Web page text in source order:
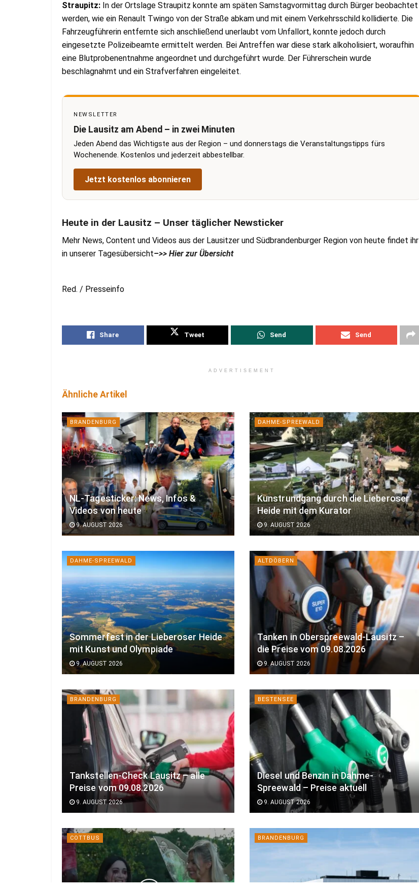
Straupitz: In der Ortslage Straupitz konnte am späten Samstagvormittag durch Bürger beobachtet
werden, wie ein Renault Twingo von der Straße abkam und mit einem Verkehrsschild kollidierte. Die
Fahrzeugführerin entfernte sich anschließend unerlaubt vom Unfallort, konnte jedoch durch
eingesetzte Polizeibeamte ermittelt werden. Bei Antreffen war diese stark alkoholisiert, woraufhin
eine Blutprobenentnahme angeordnet und durchgeführt wurde. Der Führerschein wurde
beschlagnahmt und ein Strafverfahren eingeleitet.
NEWSLETTER
Die Lausitz am Abend – in zwei Minuten
Jeden Abend das Wichtigste aus der Region – und donnerstags die Veranstaltungstipps fürs
Wochenende. Kostenlos und jederzeit abbestellbar.
Jetzt kostenlos abonnieren
Heute in der Lausitz – Unser täglicher Newsticker
Mehr News, Content und Videos aus der Lausitzer und Südbrandenburger Region von heute findet ihr
in unserer Tagesübersicht–>> Hier zur Übersicht
Red. / Presseinfo
Share Tweet Send Send
ADVERTISEMENT
Ähnliche Artikel
BRANDENBURG
NL-Tagesticker: News, Infos &
Videos von heute
9. AUGUST 2026
DAHME-SPREEWALD
Kunstrundgang durch die Lieberoser
Heide mit dem Kurator
9. AUGUST 2026
DAHME-SPREEWALD
Sommerfest in der Lieberoser Heide
mit Kunst und Olympiade
9. AUGUST 2026
ALTDÖBERN
Tanken in Oberspreewald-Lausitz –
die Preise vom 09.08.2026
9. AUGUST 2026
BRANDENBURG
Tankstellen-Check Lausitz – alle
Preise vom 09.08.2026
9. AUGUST 2026
BESTENSEE
Diesel und Benzin in Dahme-
Spreewald – Preise aktuell
9. AUGUST 2026
COTTBUS BRANDENBURG